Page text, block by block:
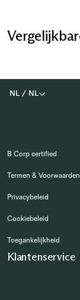
NL / NL
B Corp certified
Termen & Voorwaarden
Privacybeleid
Cookiebeleid
Toegankelijkheid
Klantenservice